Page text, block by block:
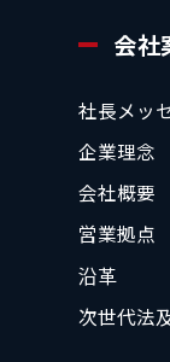
会社
社長メッ
企業理念
会社概要
営業拠点
沿革
次世代法